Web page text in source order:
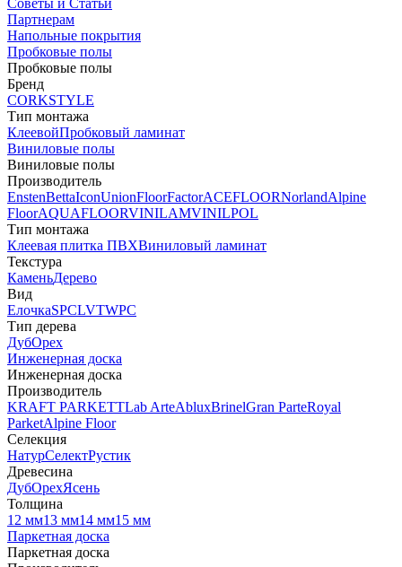
Советы и Статьи
Партнерам
Напольные покрытия
Пробковые полы
Пробковые полы
Бренд
CORKSTYLE
Тип монтажа
КлеевойПробковый ламинат
Виниловые полы
Виниловые полы
Производитель
EnstenBettaIconUnionFloorFactorACEFLOORNorlandAlpine
FloorAQUAFLOORVINILAMVINILPOL
Тип монтажа
Клеевая плитка ПВХВиниловый ламинат
Текстура
КаменьДерево
Вид
ЕлочкаSPCLVTWPC
Тип дерева
ДубОрех
Инженерная доска
Инженерная доска
Производитель
KRAFT PARKETTLab ArteAbluxBrinelGran ParteRoyal
ParketAlpine Floor
Селекция
НатурСелектРустик
Древесина
ДубОрехЯсень
Толщина
12 мм13 мм14 мм15 мм
Паркетная доска
Паркетная доска